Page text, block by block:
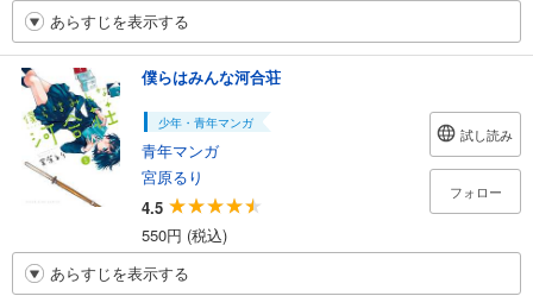
あらすじを表示する
僕らはみんな河合荘
少年・青年マンガ
青年マンガ
宮原るり
4.5
550円 (税込)
試し読み
フォロー
あらすじを表示する